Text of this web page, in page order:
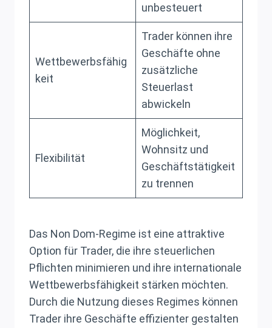
unbesteuert
Wettbewerbsfähig
keit
Trader können ihre
Geschäfte ohne
zusätzliche
Steuerlast
abwickeln
Flexibilität
Möglichkeit,
Wohnsitz und
Geschäftstätigkeit
zu trennen
Das Non Dom-Regime ist eine attraktive
Option für Trader, die ihre steuerlichen
Pflichten minimieren und ihre internationale
Wettbewerbsfähigkeit stärken möchten.
Durch die Nutzung dieses Regimes können
Trader ihre Geschäfte effizienter gestalten